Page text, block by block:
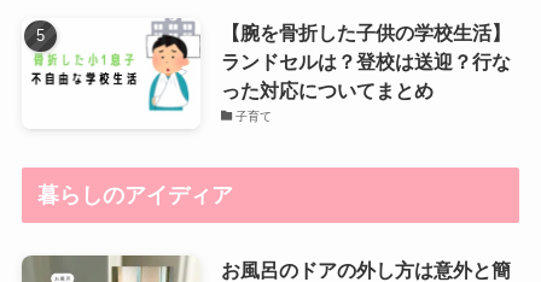
【腕を骨折した子供の学校生活】
ランドセルは？登校は送迎？行な
った対応についてまとめ
子育て
暮らしのアイディア
お風呂のドアの外し方は意外と簡